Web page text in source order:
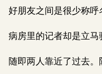
好朋友之间是很少称呼
病房里的记者却是立马
随即两人靠近了过去。